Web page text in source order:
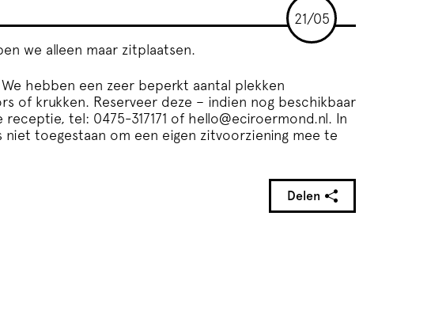
21/05
we alleen maar zitplaatsen.
hebben een zeer beperkt aantal plekken
of krukken. Reserveer deze – indien nog beschikbaar
receptie, tel: 0475-317171 of hello@eciroermond.nl. In
toegestaan om een eigen zitvoorziening mee te
Delen